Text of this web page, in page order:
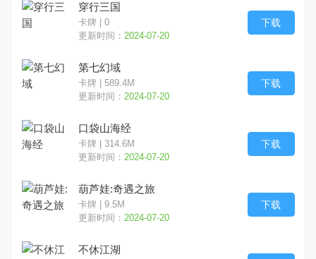
穿行三国
卡牌 | 0
更新时间： 2024-07-20
下载
第七幻域
卡牌 | 589.4M
更新时间： 2024-07-20
下载
口袋山海经
卡牌 | 314.6M
更新时间： 2024-07-20
下载
葫芦娃:奇遇之旅
卡牌 | 9.5M
更新时间： 2024-07-20
下载
不休江湖